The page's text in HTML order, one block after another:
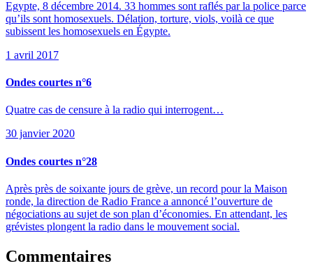
Egypte, 8 décembre 2014. 33 hommes sont raflés par la police parce
qu’ils sont homosexuels. Délation, torture, viols, voilà ce que
subissent les homosexuels en Égypte.
1 avril 2017
Ondes courtes n°6
Quatre cas de censure à la radio qui interrogent…
30 janvier 2020
Ondes courtes n°28
Après près de soixante jours de grève, un record pour la Maison
ronde, la direction de Radio France a annoncé l’ouverture de
négociations au sujet de son plan d’économies. En attendant, les
grévistes plongent la radio dans le mouvement social.
Commentaires